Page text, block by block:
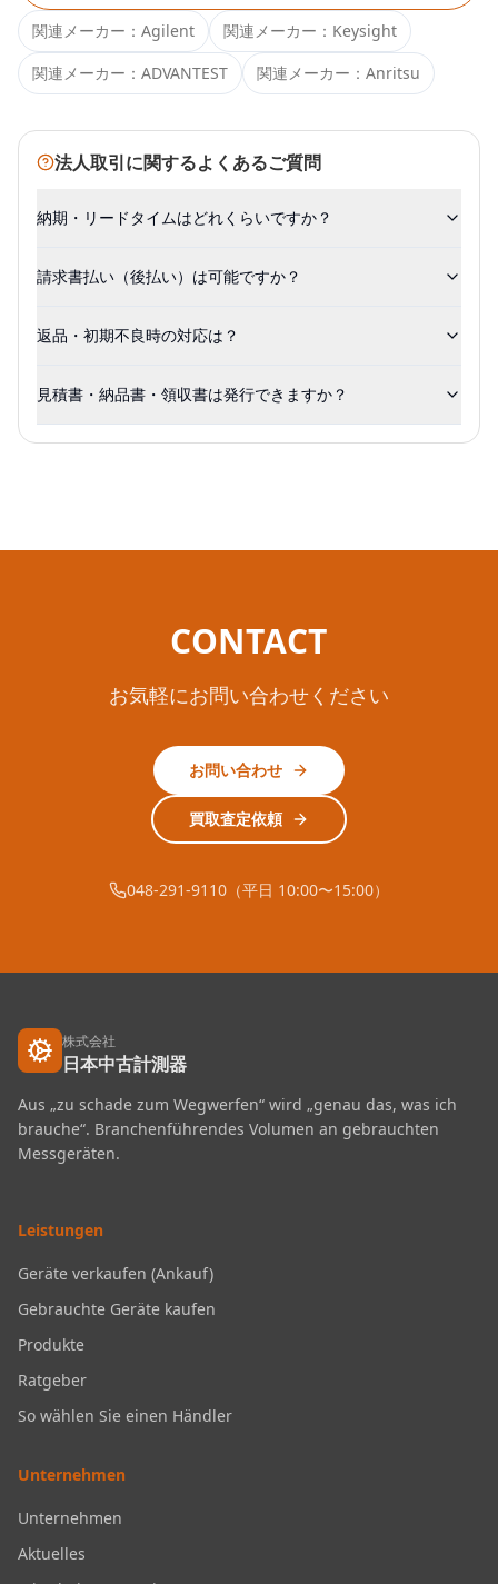
関連メーカー： Agilent 関連メーカー： Keysight
関連メーカー： ADVANTEST 関連メーカー： Anritsu
法人取引に関するよくあるご質問
納期・リードタイムはどれくらいですか？
請求書払い（後払い）は可能ですか？
返品・初期不良時の対応は？
見積書・納品書・領収書は発行できますか？
CONTACT
お気軽にお問い合わせください
お問い合わせ
買取査定依頼
048-291-9110（平日 10:00〜15:00）
株式会社
日本中古計測器
Aus „zu schade zum Wegwerfen“ wird „genau das, was ich
brauche“. Branchenführendes Volumen an gebrauchten
Messgeräten.
Leistungen
Geräte verkaufen (Ankauf)
Gebrauchte Geräte kaufen
Produkte
Ratgeber
So wählen Sie einen Händler
Unternehmen
Unternehmen
Aktuelles